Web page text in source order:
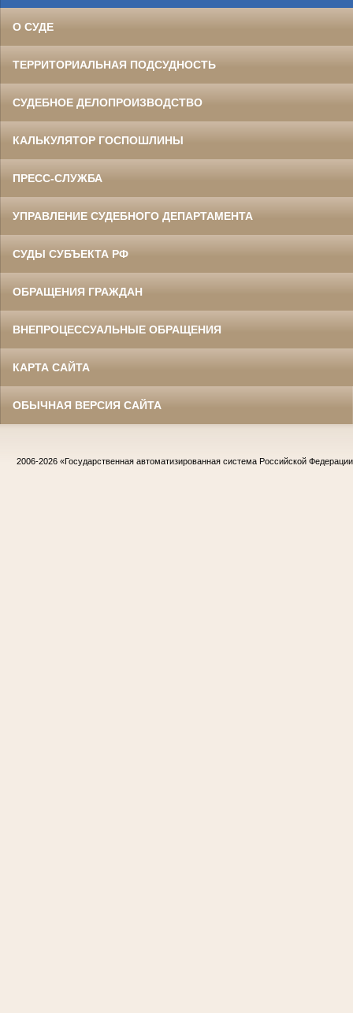
О СУДЕ
ТЕРРИТОРИАЛЬНАЯ ПОДСУДНОСТЬ
СУДЕБНОЕ ДЕЛОПРОИЗВОДСТВО
КАЛЬКУЛЯТОР ГОСПОШЛИНЫ
ПРЕСС-СЛУЖБА
УПРАВЛЕНИЕ СУДЕБНОГО ДЕПАРТАМЕНТА
СУДЫ СУБЪЕКТА РФ
ОБРАЩЕНИЯ ГРАЖДАН
ВНЕПРОЦЕССУАЛЬНЫЕ ОБРАЩЕНИЯ
КАРТА САЙТА
ОБЫЧНАЯ ВЕРСИЯ САЙТА
2006-2026 «Государственная автоматизированная система Российской